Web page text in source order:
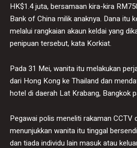
HK$1.4 juta, bersamaan kira-kira
Bank of China milik anaknya. Dana itu
melalui rangkaian akaun keldai yang
penipuan tersebut, kata Korkiat.
Pada 31 Mei, wanita itu melakukan
dari Hong Kong ke Thailand dan
hotel di daerah Lat Krabang, Bangkok
Pegawai polis meneliti rakaman CCTV
menunjukkan wanita itu tinggal
dan tiada individu lain masuk atau